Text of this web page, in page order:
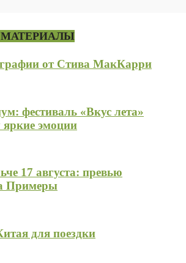
от Стива МакКарри
фестиваль «Вкус лета»
яркие эмоции
17 августа: превью
Примеры
для поездки